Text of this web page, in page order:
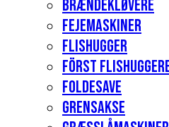
Brændekløvere
Fejemaskiner
Flishugger
Först
Foldesave
Grensakse